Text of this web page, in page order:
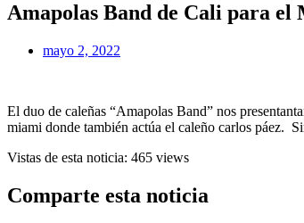
Amapolas Band de Cali para el
mayo 2, 2022
El duo de caleñas “Amapolas Band” nos
miami donde también actúa el caleño carlos páez.
Vistas de esta noticia: 465 views
Comparte esta noticia